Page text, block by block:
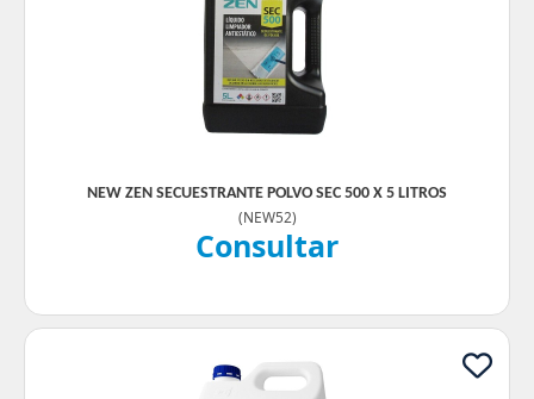
NEW ZEN SECUESTRANTE POLVO SEC 500 X 5 LITROS
(NEW52)
Consultar